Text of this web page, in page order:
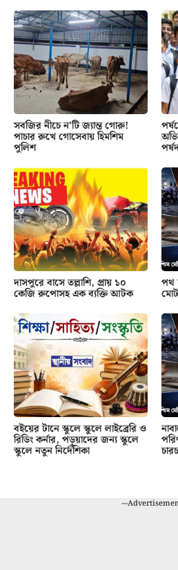
সবজির নীচে ন’টি জ্যান্ত গোরু!
পাচার রুখে গোসেবায় হিমশিম
পুলিশ
দাসপুরে বাসে তল্লাশি, প্রায় ১০
কেজি রুপোসহ এক ব্যক্তি আটক
পথ
বইয়ের টানে স্কুলে স্কুলে লাইব্রেরি ও
রিডিং কর্নার, পড়ুয়াদের জন্য স্কুলে
স্কুলে নতুন নির্দেশিকা
---